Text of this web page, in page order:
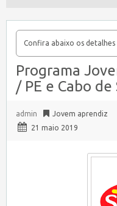
Confira abaixo os detalhes
Programa
/ PE e Cabo
admin Jovem aprendiz
21 maio 2019